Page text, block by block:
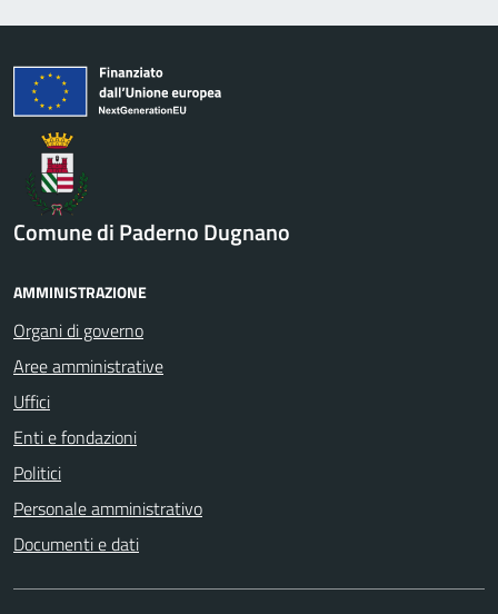
Comune di Paderno Dugnano
AMMINISTRAZIONE
Organi di governo
Aree amministrative
Uffici
Enti e fondazioni
Politici
Personale amministrativo
Documenti e dati